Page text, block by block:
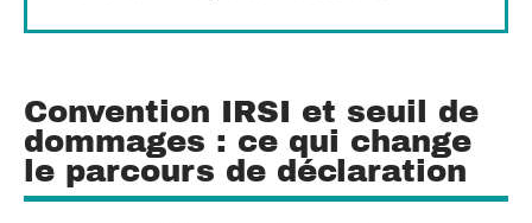
Convention IRSI et seuil de
dommages : ce qui change
le parcours de déclaration